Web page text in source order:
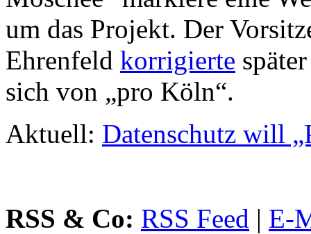
um das Projekt. Der
Ehrenfeld korrigierte
sich von „pro Köln“.
Aktuell: Datenschutz will
RSS & Co: RSS Feed | E-